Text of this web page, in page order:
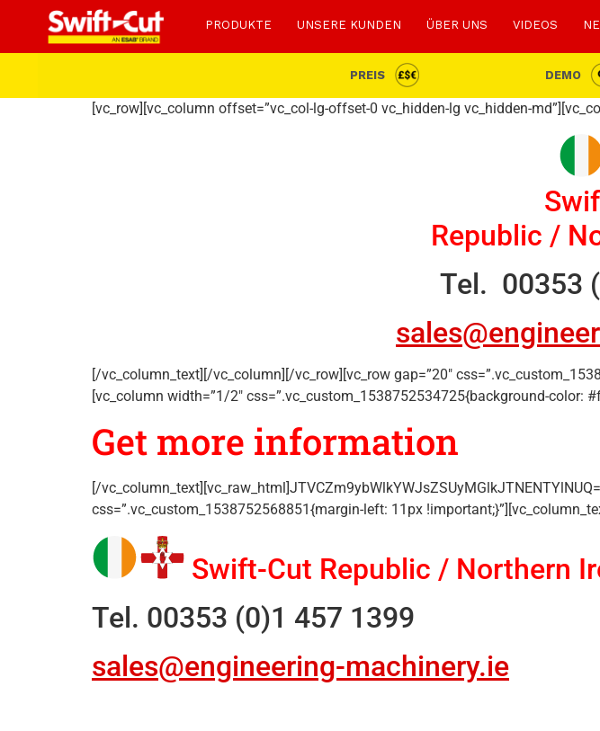
PRODUKTE UNSERE KUNDEN ÜBER UNS VIDEOS
PREIS DEMO
[vc_row][vc_column offset=”vc_col-lg-offset-0 vc_hidden-lg vc_hidden-
Republic /
Tel. 00353
[/vc_column_text][/vc_column][/vc_row][vc_row gap=”20″
[vc_column width=”1/2″ css=”.vc_custom_1538752534725{background-color:
Get more information
[/
css=”.vc_custom_1538752568851{margin-left: 11px
Swift-Cut Republic / Northern
Tel. 00353 (0)1 457 1399
sales@engineering-machinery.ie